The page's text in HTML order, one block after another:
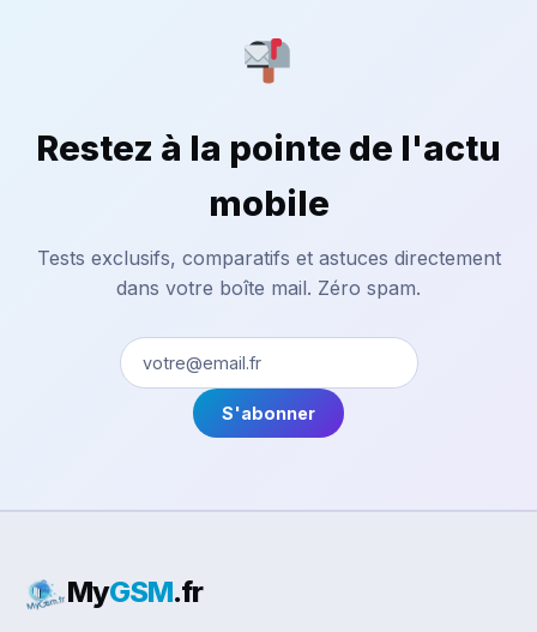
Restez à la pointe de l'actu
mobile
Tests exclusifs, comparatifs et astuces directement
dans votre boîte mail. Zéro spam.
S'abonner
MyGSM.fr